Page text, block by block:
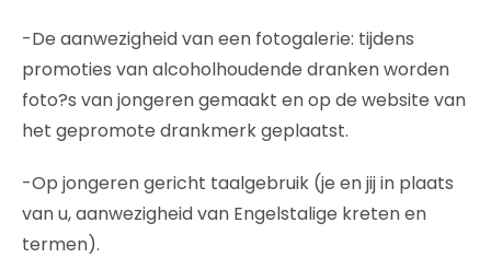
-De aanwezigheid van een fotogalerie: tijdens
promoties van alcoholhoudende dranken worden
foto?s van jongeren gemaakt en op de website van
het gepromote drankmerk geplaatst.
-Op jongeren gericht taalgebruik (je en jij in plaats
van u, aanwezigheid van Engelstalige kreten en
termen).